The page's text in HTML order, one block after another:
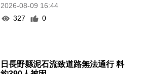
2026-08-09 16:44
327
0
日長野縣泥石流致道路無法通行 料